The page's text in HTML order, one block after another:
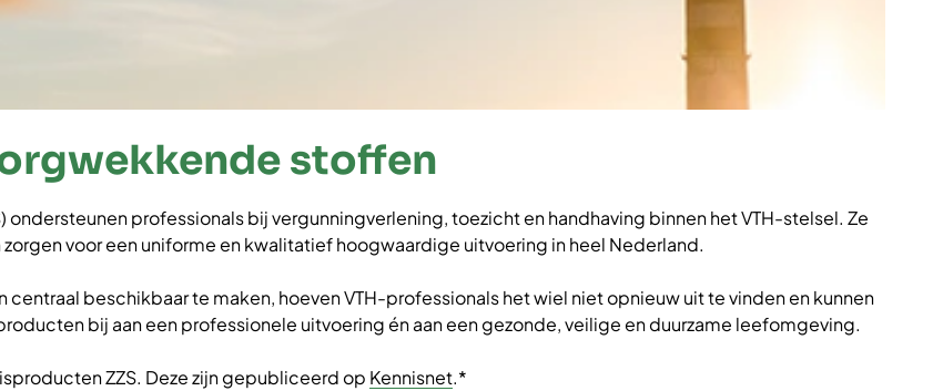
stoffen
professionals bij vergunningverlening, toezicht en handhaving binnen het VTH-stelsel. Ze
voor een uniforme en kwalitatief hoogwaardige uitvoering in heel Nederland.
beschikbaar te maken, hoeven VTH-professionals het wiel niet opnieuw uit te vinden en kunnen
bij aan een professionele uitvoering én aan een gezonde, veilige en duurzame leefomgeving.
ZZS. Deze zijn gepubliceerd op Kennisnet.*